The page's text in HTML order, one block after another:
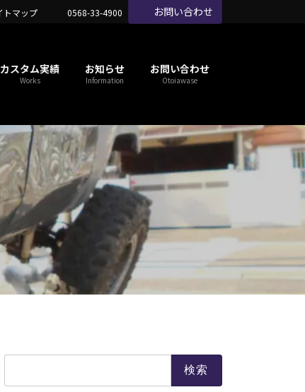
トマップ 0568-33-4900 お問い合わせ
カスタム実績
Works
お知らせ
Information
お問い合わせ
Otoiawase